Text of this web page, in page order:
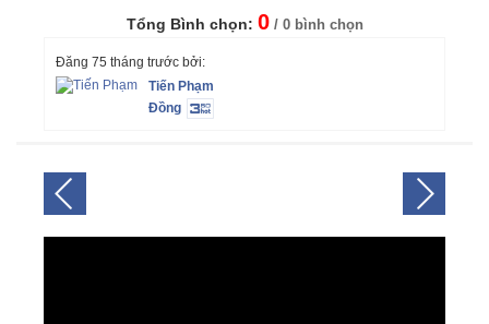
Tổng Bình chọn: 0 / 0 bình chọn
Đăng 75 tháng trước bởi:
Tiến Phạm
Đồng